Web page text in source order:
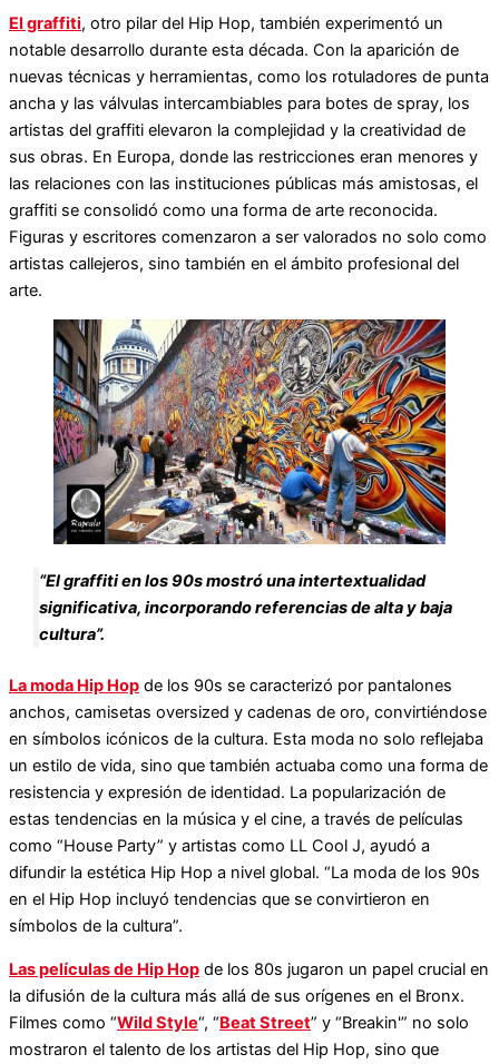
El graffiti, otro pilar del Hip Hop, también experimentó un
notable desarrollo durante esta década. Con la aparición de
nuevas técnicas y herramientas, como los rotuladores de punta
ancha y las válvulas intercambiables para botes de spray, los
artistas del graffiti elevaron la complejidad y la creatividad de
sus obras. En Europa, donde las restricciones eran menores y
las relaciones con las instituciones públicas más amistosas, el
graffiti se consolidó como una forma de arte reconocida.
Figuras y escritores comenzaron a ser valorados no solo como
artistas callejeros, sino también en el ámbito profesional del
arte.
“El graffiti en los 90s mostró una intertextualidad
significativa, incorporando referencias de alta y baja
cultura”.
La moda Hip Hop de los 90s se caracterizó por pantalones
anchos, camisetas oversized y cadenas de oro, convirtiéndose
en símbolos icónicos de la cultura. Esta moda no solo reflejaba
un estilo de vida, sino que también actuaba como una forma de
resistencia y expresión de identidad. La popularización de
estas tendencias en la música y el cine, a través de películas
como “House Party” y artistas como LL Cool J, ayudó a
difundir la estética Hip Hop a nivel global. “La moda de los 90s
en el Hip Hop incluyó tendencias que se convirtieron en
símbolos de la cultura”.
Las películas de Hip Hop de los 80s jugaron un papel crucial en
la difusión de la cultura más allá de sus orígenes en el Bronx.
Filmes como “Wild Style“, “Beat Street” y “Breakin'” no solo
mostraron el talento de los artistas del Hip Hop, sino que